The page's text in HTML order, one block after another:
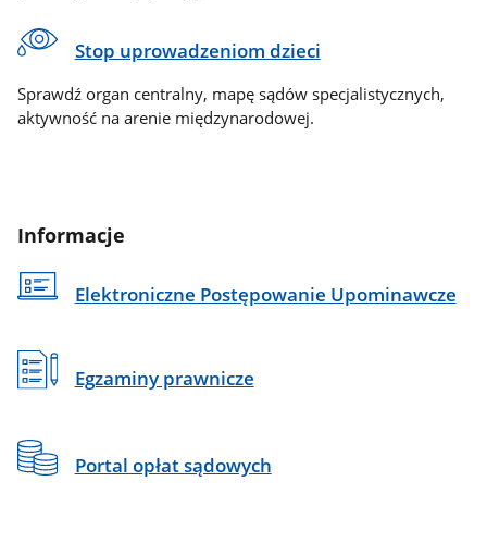
Stop uprowadzeniom dzieci
Sprawdź organ centralny, mapę sądów specjalistycznych,
aktywność na arenie międzynarodowej.
Informacje
Elektroniczne Postępowanie Upominawcze
Egzaminy prawnicze
Portal opłat sądowych